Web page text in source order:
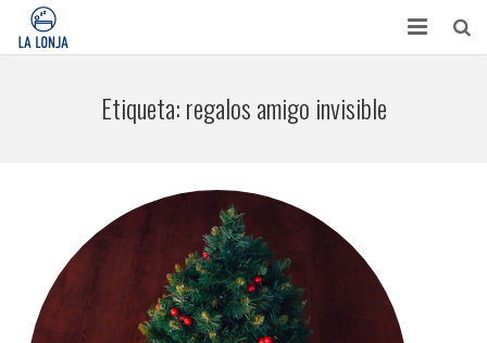
APARTAMENTOS
Etiqueta:regalos amigo invisible